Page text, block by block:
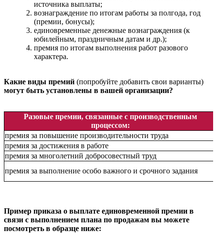
источника выплаты;
вознаграждение по итогам работы за полгода, год
(премии, бонусы);
единовременные денежные вознаграждения (к
юбилейным, праздничным датам и др.);
премия по итогам выполнения работ разового
характера.
Какие виды премий (попробуйте добавить свои варианты)
могут быть установлены в вашей организации?
Разовые премии, связанные с производственным
процессом:
премия за повышение производительности труда
премия за достижения в работе
премия за многолетний добросовестный труд
премия за выполнение особо важного и срочного задания
Пример приказа о выплате единовременной премии в
связи с выполнением плана по продажам вы можете
посмотреть в образце ниже: